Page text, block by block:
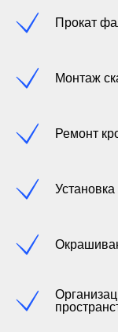
Прокат
Монтаж
Ремонт